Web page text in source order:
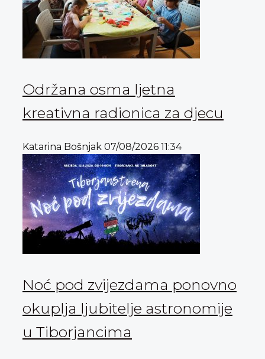
Održana osma ljetna
kreativna radionica za djecu
Katarina Bošnjak 07/08/2026 11:34
Noć pod zvijezdama ponovno
okuplja ljubitelje astronomije
u Tiborjancima